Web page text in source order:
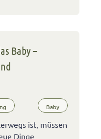
Baby –
Baby
ist, müssen
Dinge